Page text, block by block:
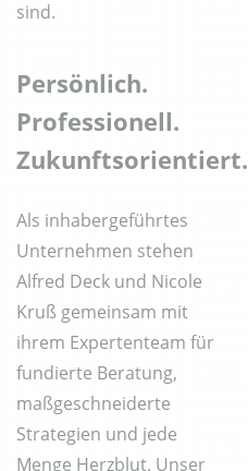
sind.
Persönlich.
Professionell.
Zukunftsorientiert.
Als inhabergeführtes
Unternehmen stehen
Alfred Deck und Nicole
Kruß gemeinsam mit
ihrem Expertenteam für
fundierte Beratung,
maßgeschneiderte
Strategien und jede
Menge Herzblut. Unser